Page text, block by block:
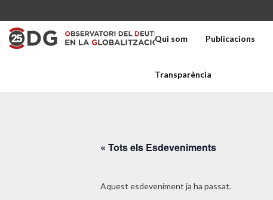
Qui som Publicacions
Transparència
« Tots els Esdeveniments
Aquest esdeveniment ja ha passat.